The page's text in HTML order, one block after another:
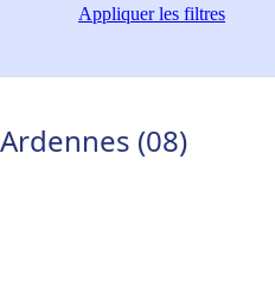
Appliquerles filtres
(08)